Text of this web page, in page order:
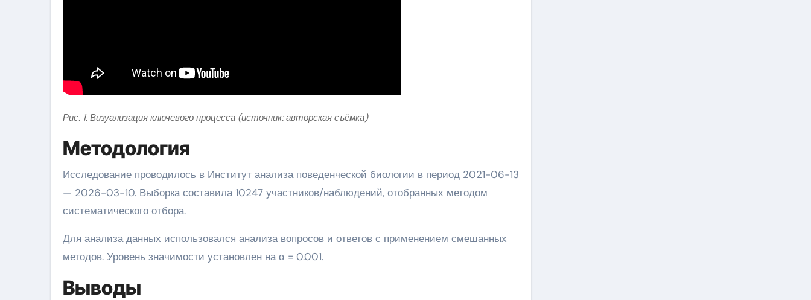
Рис. 1. Визуализация ключевого процесса (источник: авторская съёмка)
Методология
Исследование проводилось в Институт анализа поведенческой биологии в период 2021-06-13
— 2026-03-10. Выборка составила 10247 участников/наблюдений, отобранных методом
систематического отбора.
Для анализа данных использовался анализа вопросов и ответов с применением смешанных
методов. Уровень значимости установлен на α = 0.001.
Выводы